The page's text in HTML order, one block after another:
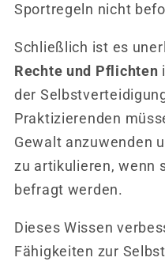
Sportregeln nicht
Schließlich ist es
Rechte und Pflichten
der
Praktizierenden
Gewalt anzuwenden
zu artikulieren, wenn
befragt werden.
Dieses Wissen
Fähigkeiten zur